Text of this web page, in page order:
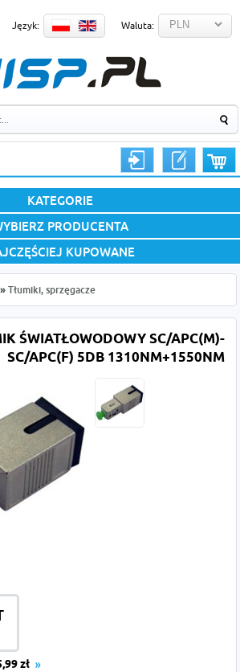
Język: Waluta:
KATEGORIE
PRODUCENTA
KUPOWANE
» Tłumiki, sprzęgacze
ŚWIATŁOWODOWY SC/APC(M)-
SC/APC(F) 5DB 1310NM+1550NM
zł